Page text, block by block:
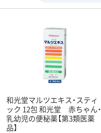
和光堂マルツエキス・スティ
ック 12包 和光堂 赤ちゃん・
乳幼児の便秘薬【第3類医薬
品】